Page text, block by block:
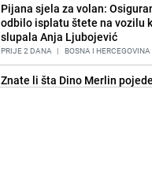
Pijana sjela za volan:
odbilo isplatu štete na vozilu
slupala Anja Ljubojević
PRIJE 2 DANA | BOSNA I HERCEGOVINA
Znate li šta Dino Merlin